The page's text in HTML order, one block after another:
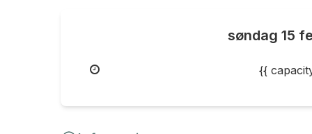
søndag 15
{{